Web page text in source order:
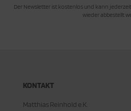
Der Newsletter ist kostenlos und kann
wieder abbestellt
KONTAKT
Matthias Reinhold e.K.